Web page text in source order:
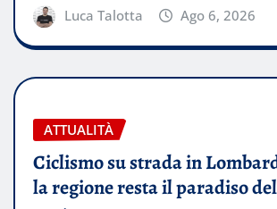
Luca Talotta Ago 6, 2026
ATTUALITÀ
Ciclismo su strada in
la regione resta il paradiso